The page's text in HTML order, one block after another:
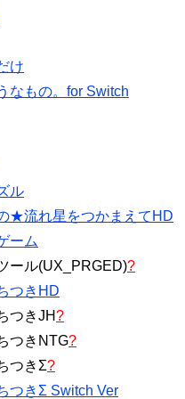
け
なもの。for Switch
ル
★流れ星をつかまえてHD
ーム
ール(UX_PRGED)?
つきHD
つきJH?
つきNTG?
つきΣ?
つきΣ Switch Ver